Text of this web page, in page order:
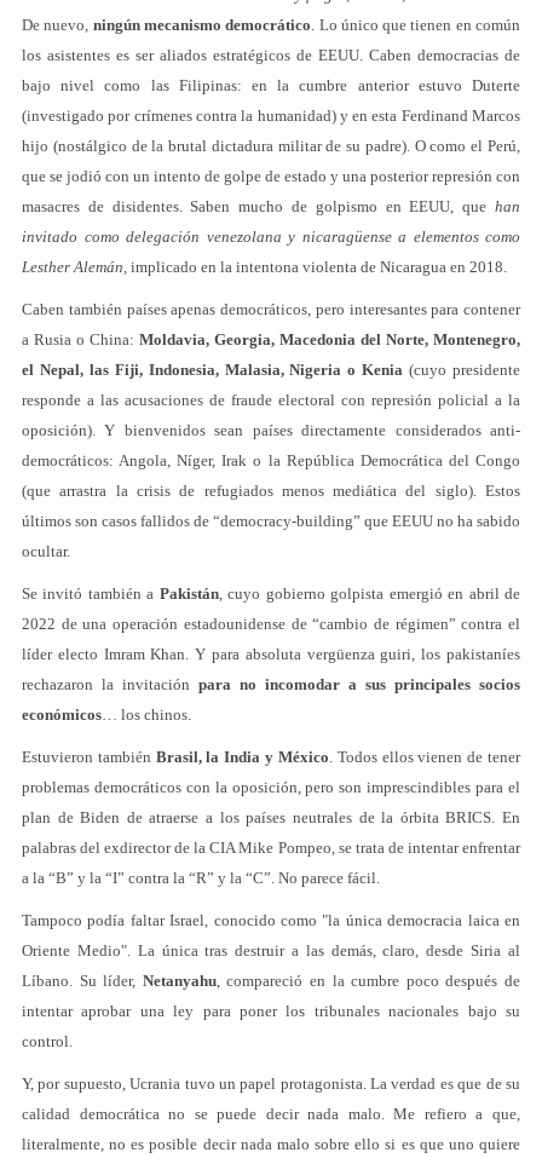
De nuevo, ningún mecanismo democrático. Lo único que tienen en común
los asistentes es ser aliados estratégicos de EEUU. Caben democracias de
bajo nivel como las Filipinas: en la cumbre anterior estuvo Duterte
(investigado por crímenes contra la humanidad) y en esta Ferdinand Marcos
hijo (nostálgico de la brutal dictadura militar de su padre). O como el Perú,
que se jodió con un intento de golpe de estado y una posterior represión con
masacres de disidentes. Saben mucho de golpismo en EEUU, que han
invitado como delegación venezolana y nicaragüense a elementos como
Lesther Alemán, implicado en la intentona violenta de Nicaragua en 2018.
Caben también países apenas democráticos, pero interesantes para contener
a Rusia o China: Moldavia, Georgia, Macedonia del Norte, Montenegro,
el Nepal, las Fiji, Indonesia, Malasia, Nigeria o Kenia (cuyo presidente
responde a las acusaciones de fraude electoral con represión policial a la
oposición). Y bienvenidos sean países directamente considerados anti-
democráticos: Angola, Níger, Irak o la República Democrática del Congo
(que arrastra la crisis de refugiados menos mediática del siglo). Estos
últimos son casos fallidos de “democracy-building” que EEUU no ha sabido
ocultar.
Se invitó también a Pakistán, cuyo gobierno golpista emergió en abril de
2022 de una operación estadounidense de “cambio de régimen” contra el
líder electo Imram Khan. Y para absoluta vergüenza guiri, los pakistaníes
rechazaron la invitación para no incomodar a sus principales socios
económicos… los chinos.
Estuvieron también Brasil, la India y México. Todos ellos vienen de tener
problemas democráticos con la oposición, pero son imprescindibles para el
plan de Biden de atraerse a los países neutrales de la órbita BRICS. En
palabras del exdirector de la CIA Mike Pompeo, se trata de intentar enfrentar
a la “B” y la “I” contra la “R” y la “C”. No parece fácil.
Tampoco podía faltar Israel, conocido como "la única democracia laica en
Oriente Medio". La única tras destruir a las demás, claro, desde Siria al
Líbano. Su líder, Netanyahu, compareció en la cumbre poco después de
intentar aprobar una ley para poner los tribunales nacionales bajo su
control.
Y, por supuesto, Ucrania tuvo un papel protagonista. La verdad es que de su
calidad democrática no se puede decir nada malo. Me refiero a que,
literalmente, no es posible decir nada malo sobre ello si es que uno quiere